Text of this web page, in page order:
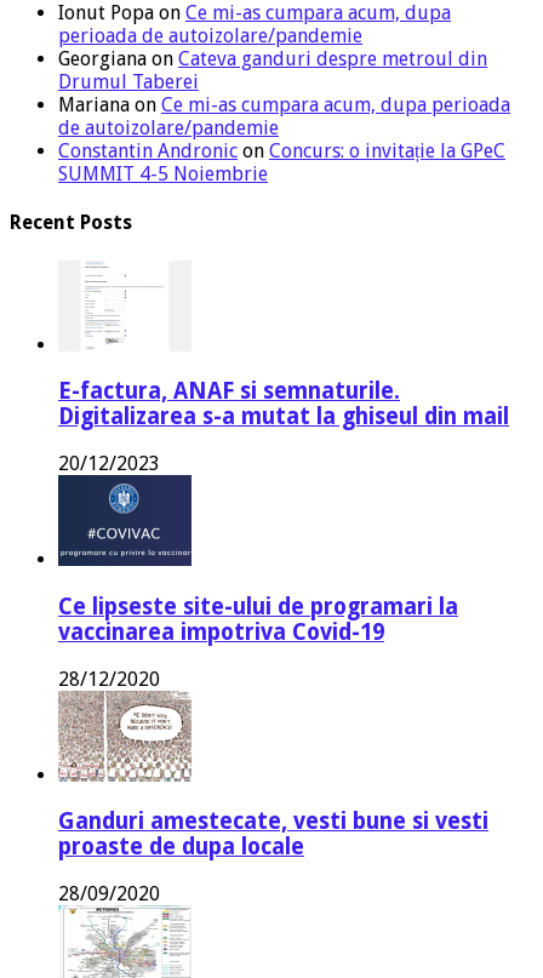
Ionut Popa on Ce mi-as cumpara acum, dupa
perioada de autoizolare/pandemie
Georgiana on Cateva ganduri despre metroul din
Drumul Taberei
Mariana on Ce mi-as cumpara acum, dupa perioada
de autoizolare/pandemie
Constantin Andronic on Concurs: o invitație la GPeC
SUMMIT 4-5 Noiembrie
Recent Posts
E-factura, ANAF si semnaturile.
Digitalizarea s-a mutat la ghiseul din mail
20/12/2023
Ce lipseste site-ului de programari la
vaccinarea impotriva Covid-19
28/12/2020
Ganduri amestecate, vesti bune si vesti
proaste de dupa locale
28/09/2020